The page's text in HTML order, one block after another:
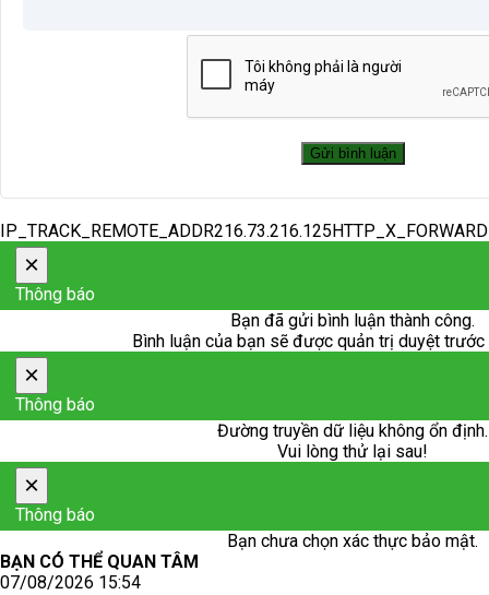
×
Thông báo
Bạn đã gửi bình luận thành công.
Bình luận của bạn sẽ được quản trị duyệt trước
×
Thông báo
Đường truyền dữ liệu không ổn định.
Vui lòng thử lại sau!
×
Thông báo
Bạn chưa chọn xác thực bảo mật.
BẠN CÓ THỂ QUAN TÂM
07/08/2026 15:54